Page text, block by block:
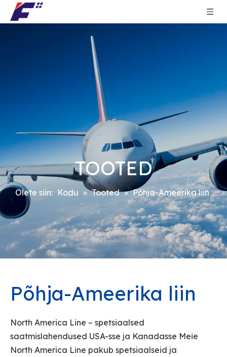
TOOTED
Olete siin: Kodu » Tooted » Põhja-Ameerika liin
Põhja-Ameerika liin
North America Line – spetsiaalsed
saatmislahendused USA-sse ja Kanadasse Meie
North America Line pakub spetsiaalseid ja